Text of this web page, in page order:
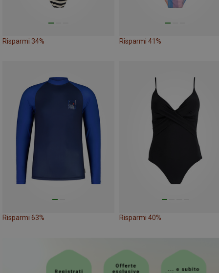
Risparmi 34% Risparmi 41%
Risparmi 63% Risparmi 40%